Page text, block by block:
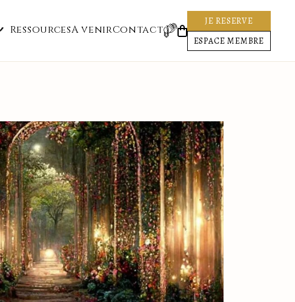
RessourcesA venirContact
JE RESERVE
ESPACE MEMBRE